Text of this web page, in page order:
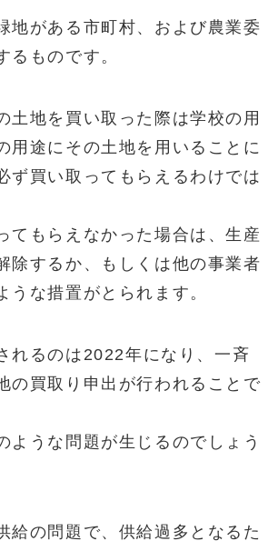
地がある市町村、および農業委
るものです。
土地を買い取った際は学校の用
用途にその土地を用いることに
ず買い取ってもらえるわけでは
てもらえなかった場合は、生産
除するか、もしくは他の事業者
うな措置がとられます。
れるのは2022年になり、一斉
の買取り申出が行われることで
ような問題が生じるのでしょう
給の問題で、供給過多となるた